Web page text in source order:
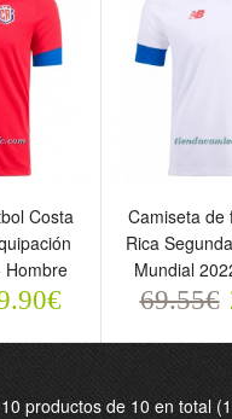
Costa
- Hombre
Camiseta de
Rica
Mundial
Costa
Hombre
Camiseta de
Rica
Mundial
69.55€
productos de 10 en total